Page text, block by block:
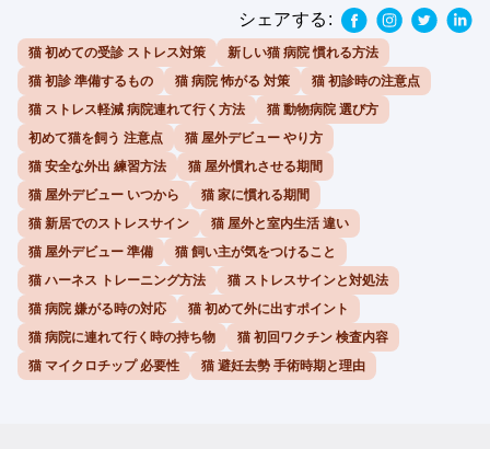
シェアする:
猫 初めての受診 ストレス対策
新しい猫 病院 慣れる方法
猫 初診 準備するもの
猫 病院 怖がる 対策
猫 初診時の注意点
猫 ストレス軽減 病院連れて行く方法
猫 動物病院 選び方
初めて猫を飼う 注意点
猫 屋外デビュー やり方
猫 安全な外出 練習方法
猫 屋外慣れさせる期間
猫 屋外デビュー いつから
猫 家に慣れる期間
猫 新居でのストレスサイン
猫 屋外と室内生活 違い
猫 屋外デビュー 準備
猫 飼い主が気をつけること
猫 ハーネス トレーニング方法
猫 ストレスサインと対処法
猫 病院 嫌がる時の対応
猫 初めて外に出すポイント
猫 病院に連れて行く時の持ち物
猫 初回ワクチン 検査内容
猫 マイクロチップ 必要性
猫 避妊去勢 手術時期と理由